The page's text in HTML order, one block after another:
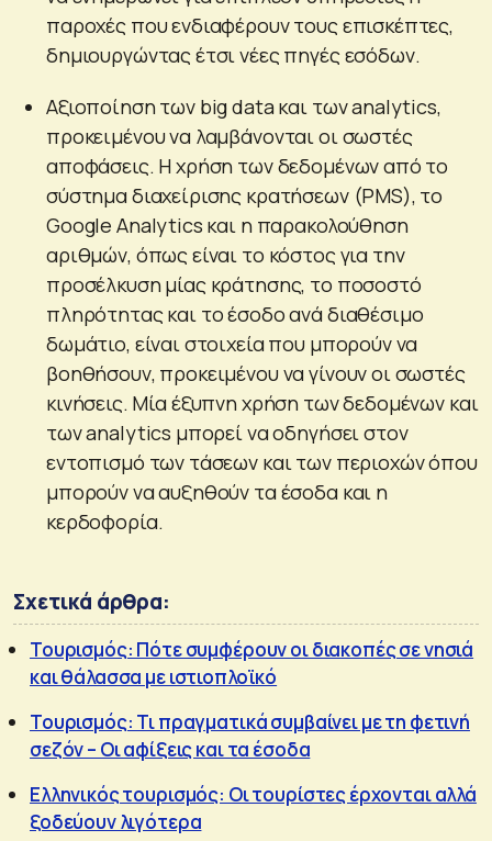
παροχές που ενδιαφέρουν τους επισκέπτες,
δημιουργώντας έτσι νέες πηγές εσόδων.
Αξιοποίηση των big data και των analytics,
προκειμένου να λαμβάνονται οι σωστές
αποφάσεις. Η χρήση των δεδομένων από το
σύστημα διαχείρισης κρατήσεων (PMS), το
Google Analytics και η παρακολούθηση
αριθμών, όπως είναι το κόστος για την
προσέλκυση μίας κράτησης, το ποσοστό
πληρότητας και το έσοδο ανά διαθέσιμο
δωμάτιο, είναι στοιχεία που μπορούν να
βοηθήσουν, προκειμένου να γίνουν οι σωστές
κινήσεις. Μία έξυπνη χρήση των δεδομένων και
των analytics μπορεί να οδηγήσει στον
εντοπισμό των τάσεων και των περιοχών όπου
μπορούν να αυξηθούν τα έσοδα και η
κερδοφορία.
Σχετικά άρθρα:
Τουρισμός: Πότε συμφέρουν οι διακοπές σε νησιά
και θάλασσα με ιστιοπλοϊκό
Τουρισμός: Τι πραγματικά συμβαίνει με τη φετινή
σεζόν – Οι αφίξεις και τα έσοδα
Ελληνικός τουρισμός: Οι τουρίστες έρχονται αλλά
ξοδεύουν λιγότερα